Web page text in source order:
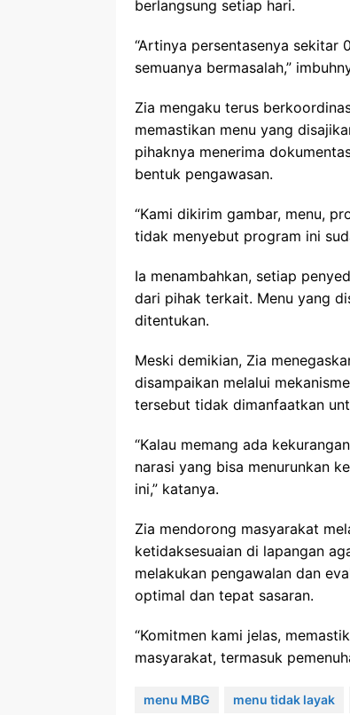
berlangsung setiap hari.
“Artinya persentasenya sekitar
semuanya bermasalah,”
Zia mengaku terus
memastikan menu yang
pihaknya menerima
bentuk pengawasan.
“Kami dikirim gambar, menu,
tidak menyebut program ini
Ia menambahkan, setiap
dari pihak terkait. Menu yang
ditentukan.
Meski demikian, Zia
disampaikan melalui
tersebut tidak dimanfaatkan
“Kalau memang ada
narasi yang bisa menurunkan
ini,” katanya.
Zia mendorong masyarakat
ketidaksesuaian di lapangan
melakukan pengawalan dan
optimal dan tepat sasaran.
“Komitmen kami jelas,
masyarakat, termasuk
menu MBG menu tidak layak